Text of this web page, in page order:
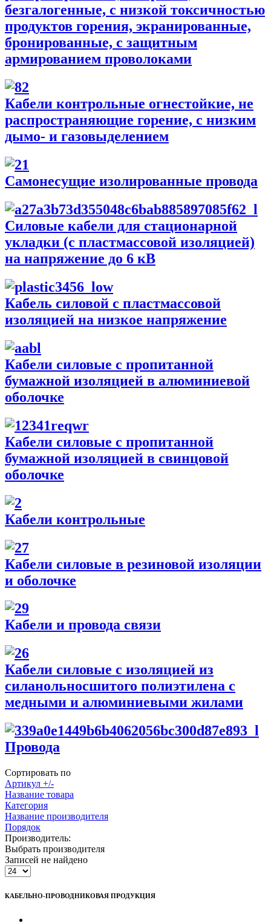
безгалогенные, с низкой токсичностью
продуктов горения, экранированные,
бронированные, с защитным
армированием проволоками
Кабели контрольные огнестойкие, не
распространяющие горение, с низким
дымо- и газовыделением
Самонесущие изолированные провода
Силовые кабели для стационарной
укладки (с пластмассовой изоляцией)
на напряжение до 6 кВ
Кабель силовой с пластмассовой
изоляцией на низкое напряжение
Кабели силовые с пропитанной
бумажной изоляцией в алюминиевой
оболочке
Кабели силовые с пропитанной
бумажной изоляцией в свинцовой
оболочке
Кабели контрольные
Кабели силовые в резиновой изоляции
и оболочке
Кабели и провода связи
Кабели силовые с изоляцией из
силанольносшитого полиэтилена с
медными и алюминиевыми жилами
Провода
Сортировать по
Артикул +/-
Название товара
Категория
Название производителя
Порядок
Производитель:
Выбрать производителя
Записей не найдено
КАБЕЛЬНО-ПРОВОДНИКОВАЯ ПРОДУКЦИЯ